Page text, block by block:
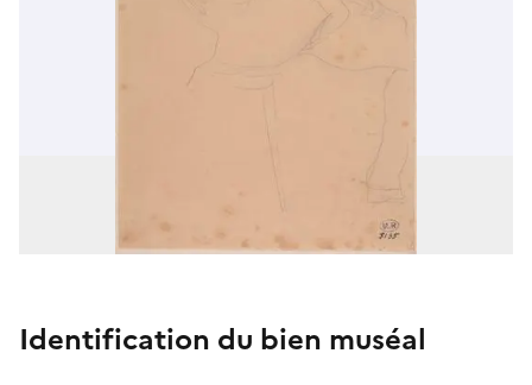
Identification du bien muséal